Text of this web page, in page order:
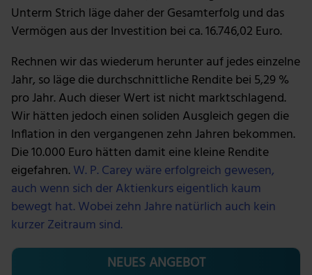
Unterm Strich läge daher der Gesamterfolg und das
Vermögen aus der Investition bei ca. 16.746,02 Euro.
Rechnen wir das wiederum herunter auf jedes einzelne
Jahr, so läge die durchschnittliche Rendite bei 5,29 %
pro Jahr. Auch dieser Wert ist nicht marktschlagend.
Wir hätten jedoch einen soliden Ausgleich gegen die
Inflation in den vergangenen zehn Jahren bekommen.
Die 10.000 Euro hätten damit eine kleine Rendite
eigefahren.W. P. Carey wäre erfolgreich gewesen,
auch wenn sich der Aktienkurs eigentlich kaum
bewegt hat. Wobei zehn Jahre natürlich auch kein
kurzer Zeitraum sind.
NEUES ANGEBOT